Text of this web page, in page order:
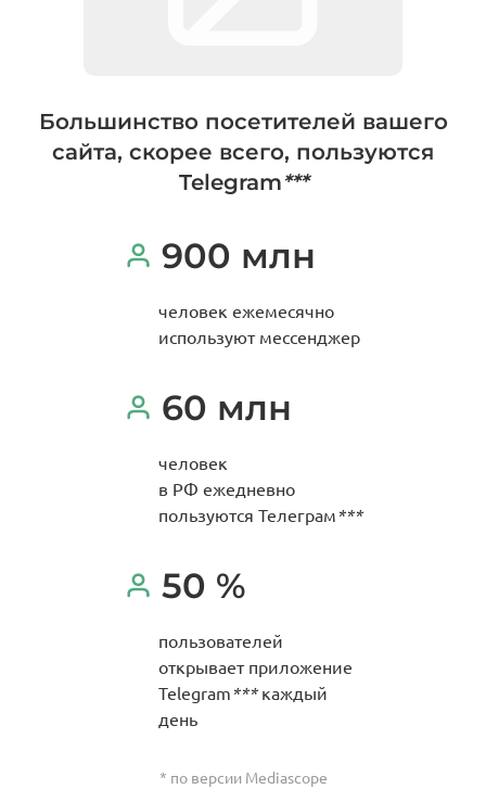
Большинство посетителей вашего
сайта, скорее всего, пользуются
Telegram***
900 млн
человек ежемесячно
используют мессенджер
60 млн
человек
в РФ ежедневно
пользуются Телеграм***
50 %
пользователей
открывает приложение
Telegram***каждый
день
* по версии Mediascope